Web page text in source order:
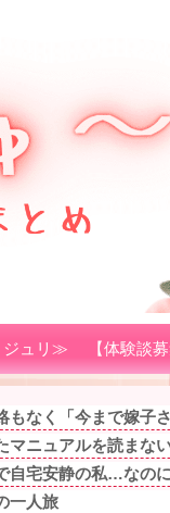
ジュリ≫ 【体験談
もなく「今まで嫁子
マニュアルを読まな
自宅安静の私…なの
一人旅